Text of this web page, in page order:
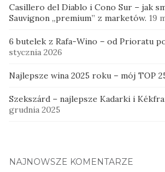
Casillero del Diablo i Cono Sur – jak
Sauvignon „premium” z marketów. 19
6 butelek z Rafa-Wino – od Prioratu
stycznia 2026
Najlepsze wina 2025 roku – mój TOP
Szekszárd – najlepsze Kadarki i
grudnia 2025
NAJNOWSZE KOMENTARZE